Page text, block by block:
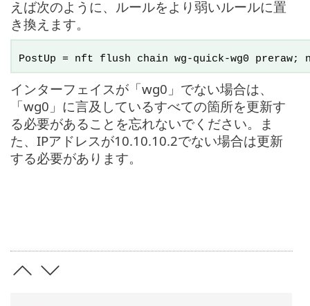
えば次のように、ルールをより弱いルールに置
き換えます。
PostUp = nft flush chain wg-quick-wg0
インターフェイスが「wg0」でない場合は、
「wg0」に言及しているすべての箇所を更新す
る必要があることを忘れないでください。ま
た、IPアドレスが10.10.10.2でない場合は更新
する必要があります。